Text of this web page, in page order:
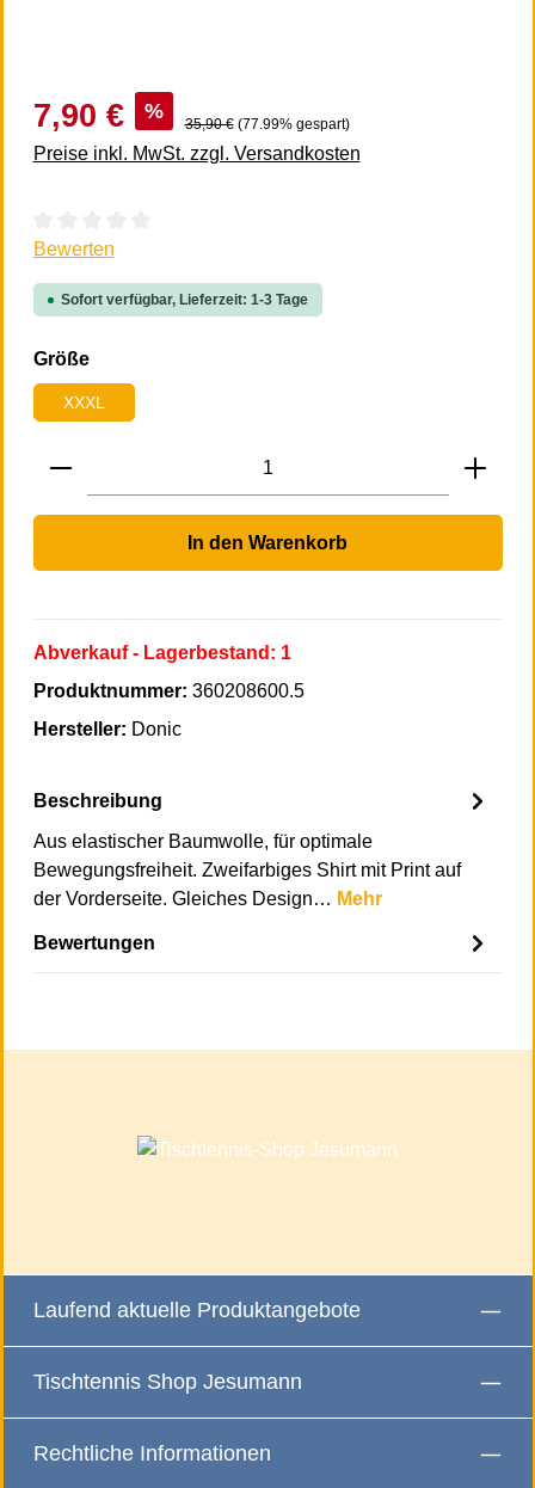
7,90 € %
35,90 € (77.99% gespart)
Preise inkl. MwSt. zzgl. Versandkosten
Durchschnittliche Bewertung von 0 von 5 Sternen
Bewerten
Sofort verfügbar, Lieferzeit: 1-3 Tage
Größeauswählen
XXXL
Produkt Anzahl: Gib den gewünschten
In den Warenkorb
Abverkauf- Lagerbestand: 1
Produktnummer: 360208600.5
Hersteller: Donic
Beschreibung
Aus elastischer Baumwolle, für optimale
Bewegungsfreiheit. Zweifarbiges Shirt mit Print auf
der Vorderseite. Gleiches Design… Mehr
Bewertungen
Laufend aktuelle Produktangebote
Tischtennis Shop Jesumann
Rechtliche Informationen